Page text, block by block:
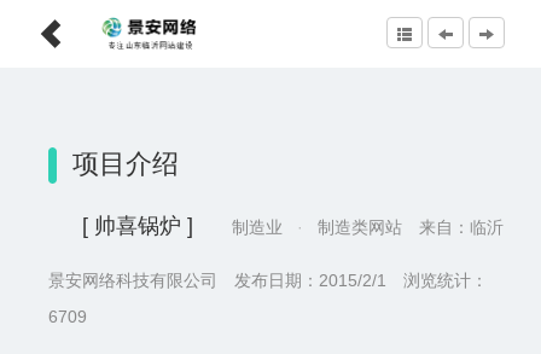
项目介绍
[ 帅喜锅炉 ] 制造业 · 制造类网站 来自：临沂
景安网络科技有限公司 发布日期：2015/2/1 浏览统计：
6709